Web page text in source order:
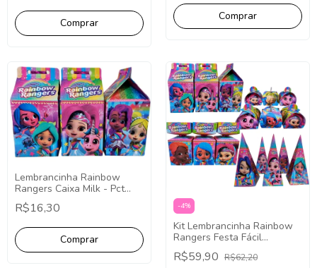
Lembrancinha Rainbow
Rangers Caixa Milk - Pct
com 10
R$16,30 -4%
Kit Lembrancinha Rainbow
Rangers Festa Fácil
Papelaria 40 Caixinhas
R$59,90 R$62,20